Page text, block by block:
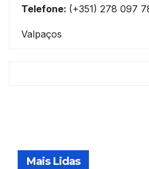
Telefone: (+351) 278 097
Valpaços
Mais Lidas